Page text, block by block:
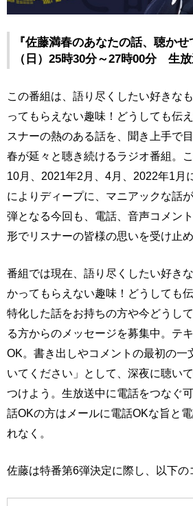
『佐藤満春のあなたの話、聴か
（日）25時30分～27時00分 生
この番組は、語り尽くしたい好きな
ってもらえない趣味！どうしても伝
スナーの熱のある話を、聞き上手で
春が延々と聴き続けるラジオ番組。
10月、2021年2月、4月、2022年1月
によりディープに、マニアックな話
弾となる今回も、電話、音声コメン
形でリスナーの皆様の思いを受け止め
番組では現在、語り尽くしたい好き
かってもらえない趣味！どうしても
特化した話をお持ちの方や今どうし
る方からのメッセージを募集中。テ
OK。書き出しやコメントの最初の一
いてください」として、深夜に聴い
つけよう。生放送中に電話をつなぐ
話OKの方はメールに電話OKな旨と
れなく。
佐藤は特番第6弾決定に際し、以下の